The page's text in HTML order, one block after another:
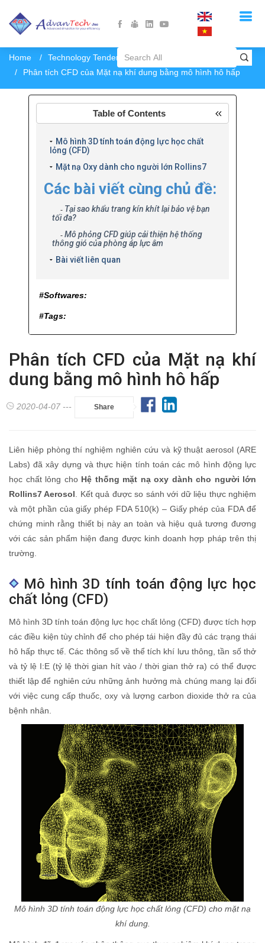
Home
Technology Tendency
Phân tích CFD của Mặt nạ khí dung bằng mô hình hô hấp
Table of Contents
Mô hình 3D tính toán động lực học chất
lỏng (CFD)
Mặt nạ Oxy dành cho người lớn Rollins7
Các bài viết cùng chủ đề:
Tại sao khẩu trang kín khít lại bảo vệ bạn
tối đa?
Mô phỏng CFD giúp cải thiện hệ thống
thông gió của phòng áp lực âm
Bài viết liên quan
#Softwares:
#Tags:
Phân tích CFD của Mặt nạ khí
dung bằng mô hình hô hấp
2020-04-07 --- Share
Liên hiệp phòng thí nghiệm nghiên cứu và kỹ thuật aerosol (ARE
Labs) đã xây dựng và thực hiện tính toán các mô hình động lực
học chất lỏng cho Hệ thống mặt nạ oxy dành cho người lớn
Rollins7 Aerosol . Kết quả được so sánh với dữ liệu thực nghiệm
và một phần của giấy phép FDA 510(k) – Giấy phép của FDA để
chứng minh rằng thiết bị này an toàn và hiệu quả tương đương
với các sản phẩm hiện đang được kinh doanh hợp pháp trên thị
trường.
Mô hình 3D tính toán động lực học
chất lỏng (CFD)
Mô hình 3D tính toán động lực học chất lỏng (CFD) được tích hợp
các điều kiện tùy chỉnh để cho phép tái hiện đầy đủ các trạng thái
hô hấp thực tế. Các thông số về thể tích khí lưu thông, tần số thở
và tỷ lệ I:E (tỷ lệ thời gian hít vào / thời gian thở ra) có thể được
thiết lập để nghiên cứu những ảnh hưởng mà chúng mang lại đối
với việc cung cấp thuốc, oxy và lượng carbon dioxide thở ra của
bệnh nhân.
Mô hình 3D tính toán động lực học chất lỏng (CFD) cho mặt nạ
khí dung.